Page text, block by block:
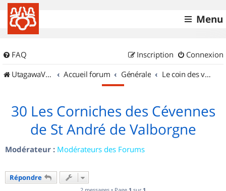
Menu
FAQ Connexion
Inscription
UtagawaVTT (Randos VTT et VTTAE avec traces GPS)
Accueil forum Générale Le coin des vidéastes
30 Les Corniches des Cévennes
de St André de Valborgne
Modérateur : Modérateurs des Forums
Répondre